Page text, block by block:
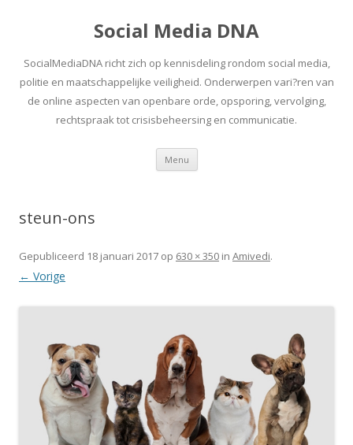
Social Media DNA
SocialMediaDNA richt zich op kennisdeling rondom social media,
politie en maatschappelijke veiligheid. Onderwerpen vari?ren van
de online aspecten van openbare orde, opsporing, vervolging,
rechtspraak tot crisisbeheersing en communicatie.
Menu Spring
inhoud
steun-ons
Gepubliceerd 18 januari 2017 op 630 × 350 in Amivedi.
← Vorige